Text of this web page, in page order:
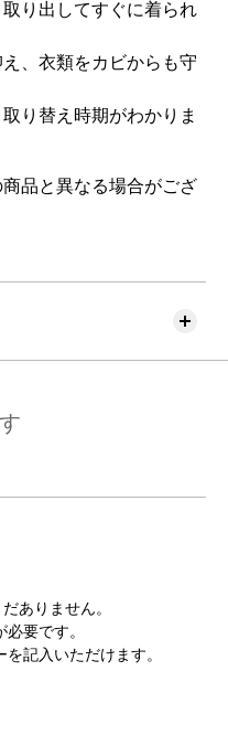
り出してすぐに着られ
、衣類をカビからも守
り替え時期がわかりま
品と異なる場合がござ
ありません。
必要です。
記入いただけます。